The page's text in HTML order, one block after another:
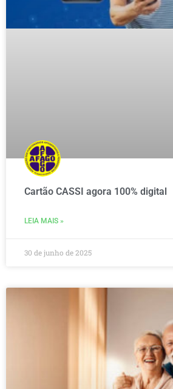
Cartão CASSI agora 100% digital
LEIA MAIS »
30 de junho de 2025